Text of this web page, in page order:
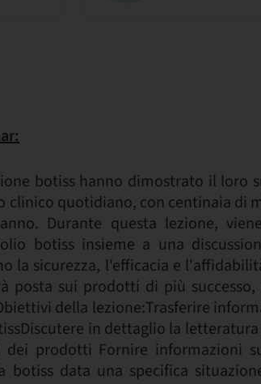
botiss hanno dimostrato il loro
clinico quotidiano, con centinaia di
Durante questa lezione,
botiss insieme a una
la sicurezza, l'efficacia e
posta sui prodotti di più successo,
della lezione:Trasferire
in dettaglio la
prodotti Fornire informazioni
data una specifica